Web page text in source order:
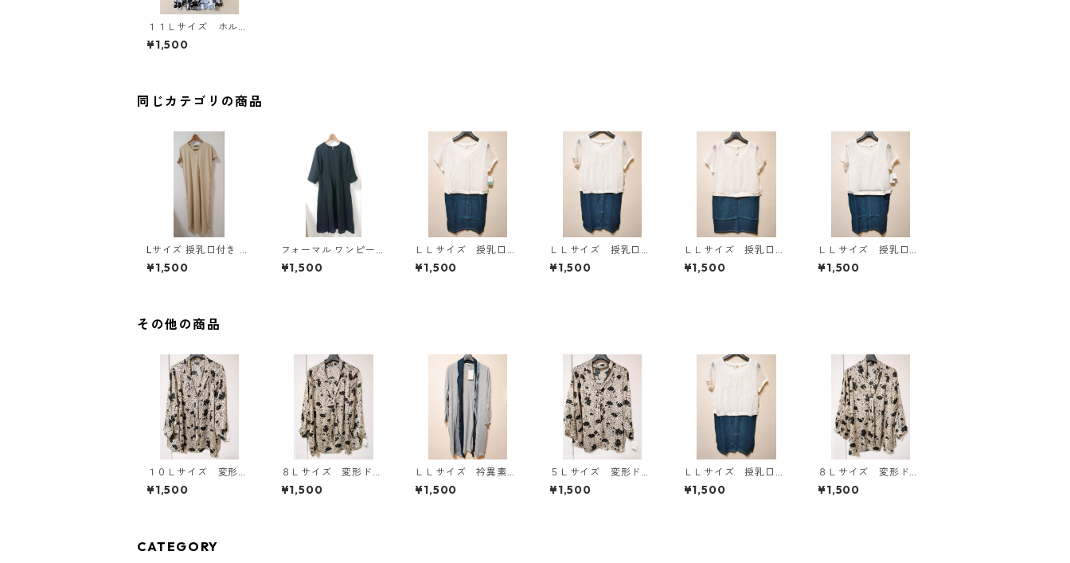
１１Ｌサイズ ホルタ
ーネック 花柄 ワン
ピース水着 ダークブ
¥1,500
同じカテゴリの商品
Lサイズ 授乳口付き サ
イドボタンデザイン ワ
ンピース マタニティ
¥1,500
フォーマル ワンピース
5L ブラック ◆KIY-13
00◆
¥1,500
ＬＬサイズ 授乳口付
き マタニティ ドッ
キングワンピース ホ
¥1,500
ＬＬサイズ 授乳口付
き マタニティ ドッ
キングワンピース ホ
¥1,500
ＬＬサイズ 授乳口付
き マタニティ ドッ
キングワンピース ホ
¥1,500
ＬＬサイズ 授乳口付
き マタニティ ドッ
キングワンピース ホ
¥1,500
その他の商品
１０Ｌサイズ 変形ド
ット 花柄 ボウタイ
ブラウス オフホワイ
¥1,500
８Ｌサイズ 変形ドッ
ト 花柄 ボウタイブ
ラウス オフホワイ
¥1,500
ＬＬサイズ 衿異素材
使い トッパーカーデ
ィガン グレー KAE
¥1,500
５Ｌサイズ 変形ドッ
ト 花柄 ボウタイブ
ラウス オフホワイ
¥1,500
ＬＬサイズ 授乳口付
き マタニティ ドッ
キングワンピース ホ
¥1,500
８Ｌサイズ 変形ドッ
ト 花柄 ボウタイブ
ラウス オフホワイ
¥1,500
CATEGORY